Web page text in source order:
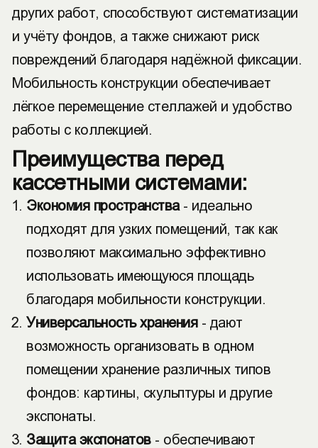
других работ, способствуют систематизации
и учёту фондов, а также снижают риск
повреждений благодаря надёжной фиксации.
Мобильность конструкции обеспечивает
лёгкое перемещение стеллажей и удобство
работы с коллекцией.
Преимущества перед
кассетными системами:
Экономия пространства- идеально
подходят для узких помещений, так как
позволяют максимально эффективно
использовать имеющуюся площадь
благодаря мобильности конструкции.
Универсальность хранения- дают
возможность организовать в одном
помещении хранение различных типов
фондов: картины, скульптуры и другие
экспонаты.
Защита экспонатов- обеспечивают